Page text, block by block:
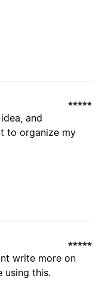
and
to organize my
write more on
using this.